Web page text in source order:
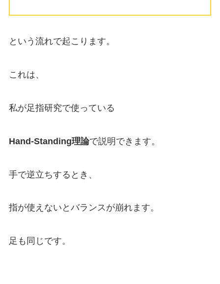
という流れで起こります。
これは、
私が足指研究で使っている
Hand-Standing理論で説明できます。
手で逆立ちするとき、
指が使えないとバランスが崩れます。
足も同じです。